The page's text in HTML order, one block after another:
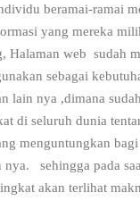
beramai-ramai
yang mereka
Halaman web sudah
sebagai
lain nya ,dimana
di seluruh dunia
menguntungkan
sehingga pada
akan terlihat